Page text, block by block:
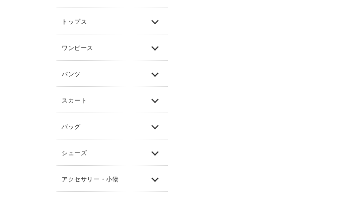
トップス
ワンピース
パンツ
スカート
バッグ
シューズ
アクセサリー・小物